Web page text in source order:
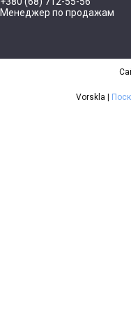
Менеджер по продажам